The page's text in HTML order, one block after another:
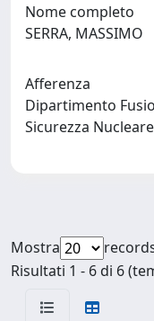
Nome completo
SERRA, MASSIMO
Afferenza
Dipartimento
Sicurezza
Mostra
Risultati 1 - 6 di 6